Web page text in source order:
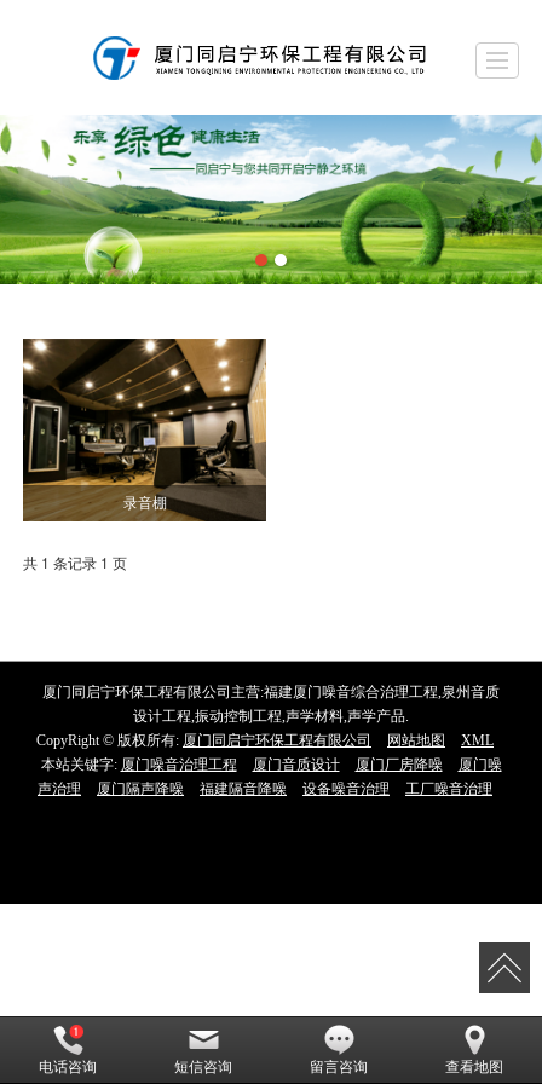
首页 关于我们 噪声治理工程 音质设计工程 声学材料 声学产品 联系我们 留言反馈
录音棚
共 1 条记录 1 页
厦门同启宁环保工程有限公司主营:福建厦门噪音综合治理工程,泉州音质
设计工程,振动控制工程,声学材料,声学产品.
CopyRight © 版权所有: 厦门同启宁环保工程有限公司 网站地图
XML
本站关键字: 厦门噪音治理工程 厦门音质设计 厦门厂房降噪
厦门噪
声治理
厦门隔声降噪 福建隔音降噪 设备噪音治理 工厂噪音治理
电话咨询 短信咨询 留言咨询 查看地图